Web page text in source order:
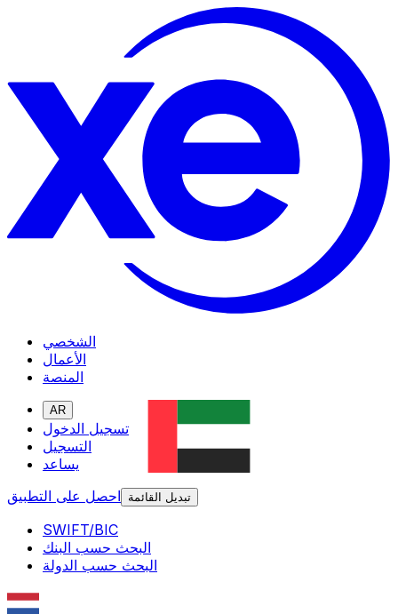
الشخصي
الأعمال
المنصة
AR
تسجيل الدخول
التسجيل
يساعد
احصل على التطبيق
تبديل القائمة
SWIFT/BIC
البحث حسب البنك
البحث حسب الدولة